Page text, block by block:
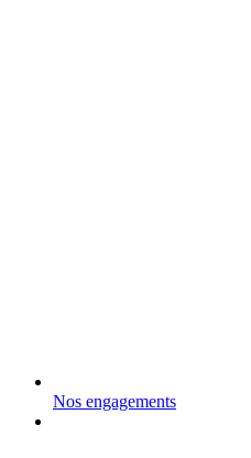
Nos engagements